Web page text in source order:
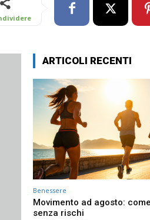
ARTICOLI RECENTI
Benessere
Movimento ad agosto:
senza rischi